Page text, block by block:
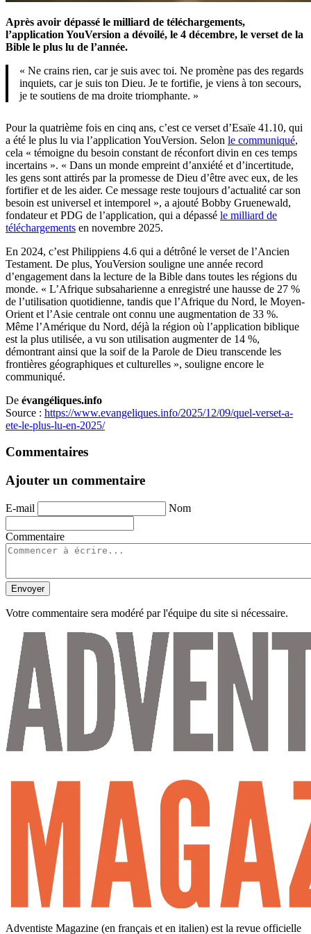
Après avoir dépassé le milliard de téléchargements,
l’application YouVersion a dévoilé, le 4 décembre, le verset de la
Bible le plus lu de l’année.
« Ne crains rien, car je suis avec toi. Ne promène pas des regards
inquiets, car je suis ton Dieu. Je te fortifie, je viens à ton secours,
je te soutiens de ma droite triomphante. »
Pour la quatrième fois en cinq ans, c’est ce verset d’Esaïe 41.10, qui
a été le plus lu via l’application YouVersion. Selon le communiqué,
cela « témoigne du besoin constant de réconfort divin en ces temps
incertains ». « Dans un monde empreint d’anxiété et d’incertitude,
les gens sont attirés par la promesse de Dieu d’être avec eux, de les
fortifier et de les aider. Ce message reste toujours d’actualité car son
besoin est universel et intemporel », a ajouté Bobby Gruenewald,
fondateur et PDG de l’application, qui a dépassé le milliard de
téléchargements en novembre 2025.
En 2024, c’est Philippiens 4.6 qui a détrôné le verset de l’Ancien
Testament. De plus, YouVersion souligne une année record
d’engagement dans la lecture de la Bible dans toutes les régions du
monde. « L’Afrique subsaharienne a enregistré une hausse de 27 %
de l’utilisation quotidienne, tandis que l’Afrique du Nord, le Moyen-
Orient et l’Asie centrale ont connu une augmentation de 33 %.
Même l’Amérique du Nord, déjà la région où l’application biblique
est la plus utilisée, a vu son utilisation augmenter de 14 %,
démontrant ainsi que la soif de la Parole de Dieu transcende les
frontières géographiques et culturelles », souligne encore le
communiqué.
De évangéliques.info
Source : https://www.evangeliques.info/2025/12/09/quel-verset-a-
ete-le-plus-lu-en-2025/
Commentaires
Ajouter un commentaire
E-mail Nom
Commentaire
Envoyer
Votre commentaire sera modéré par l'équipe du site si nécessaire.
Adventiste Magazine (en français et en italien) est la revue officielle